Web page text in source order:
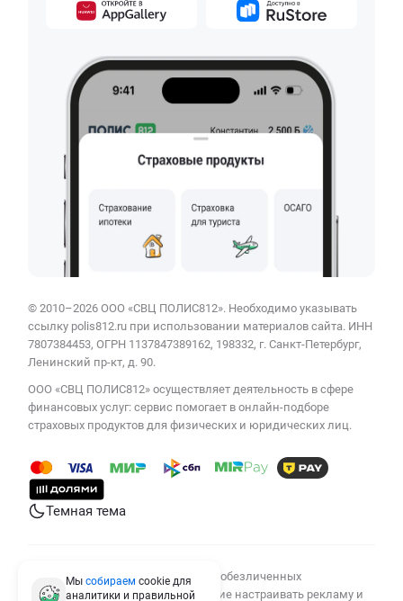
© 2010–2026 ООО «СВЦ ПОЛИС812». Необходимо указывать
ссылку polis812.ru при использовании материалов сайта. ИНН
7807384453, ОГРН 1137847389162, 198332, г. Санкт-Петербург,
Ленинский пр-кт, д. 90.
ООО «СВЦ ПОЛИС812» осуществляет деятельность в сфере
финансовых услуг: сервис помогает в онлайн-подборе
страховых продуктов для физических и юридических лиц.
Темная тема
Мы используем cookies для сбора обезличенных
персональных данных, помогающие настраивать рекламу и
Мы собираем cookie для
аналитики и правильной